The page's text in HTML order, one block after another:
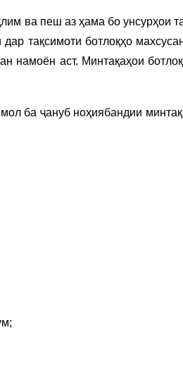
ва пеш аз ҳама бо унсурҳои
тақсимоти ботлоқҳо
намоён аст. Минтақаҳои
ба ҷануб ноҳиябандии